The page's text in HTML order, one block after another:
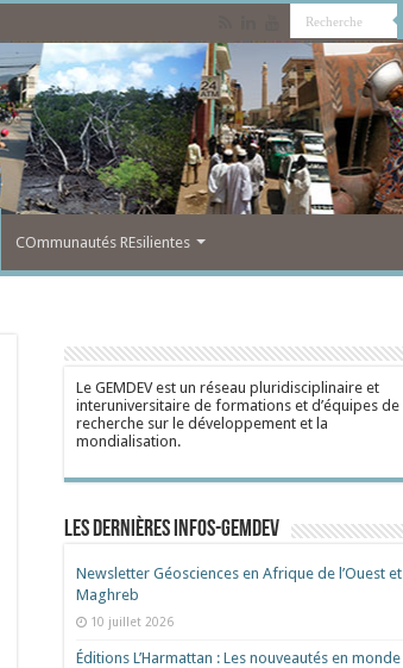
COmmunautés REsilientes
Le GEMDEV est un réseau pluridisciplinaire et
interuniversitaire de formations et d’équipes de
recherche sur le développement et la
mondialisation.
Les dernières Infos-Gemdev
Newsletter Géosciences en Afrique de l’Ouest et
Maghreb
10 juillet 2026
Éditions L’Harmattan : Les nouveautés en monde